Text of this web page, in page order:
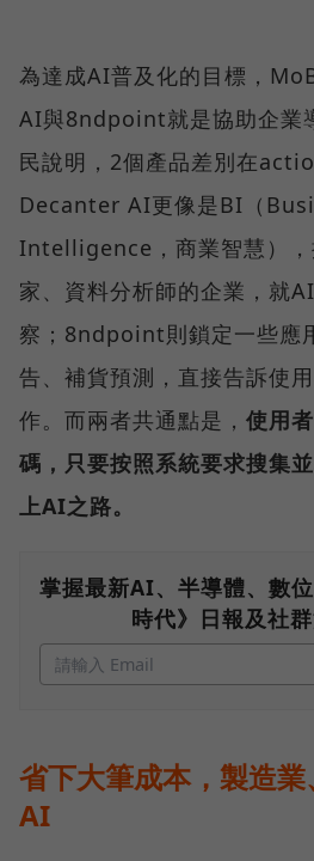
為達成AI普及化的目標，
AI與8ndpoint就是協助企業
民說明，2個產品差別在
Decanter AI更像是BI（
Intelligence，商業智慧），
家、資料分析師的企業，就
察；8ndpoint則鎖定一些應
告、補貨預測，直接告訴使
作。而兩者共通點是， 使用
碼，只要按照系統要求搜集
上AI之路。
掌握最新AI、半導體、數
時代》日報及社
省下大筆成本，製造
AI